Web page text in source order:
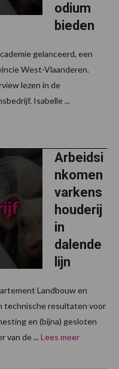
odium
bieden
gelanceerd, een
West-Vlaanderen.
lezen in de
Isabelle ...
Arbeidsi
nkomen
varkens
houderij
in
dalende
lijn
Landbouw en
technische resultaten voor
en (bijna) gesloten
van de ... Lees meer